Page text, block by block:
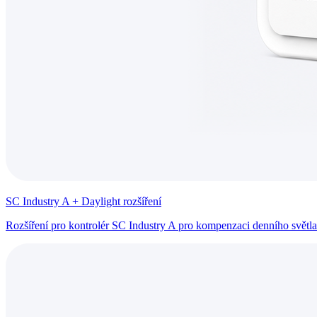
SC Industry A + Daylight rozšíření
Rozšíření pro kontrolér SC Industry A pro kompenzaci denního